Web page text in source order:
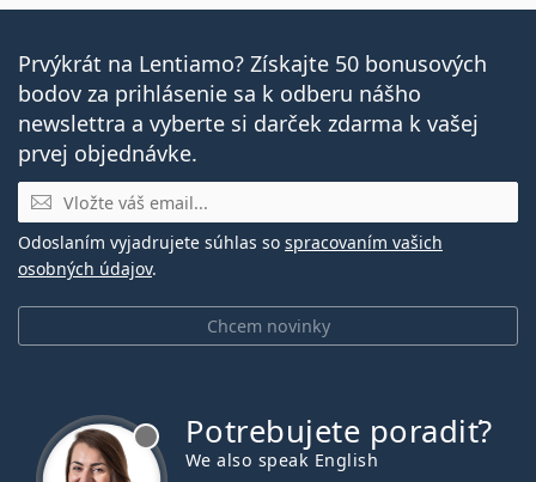
Prvýkrát na Lentiamo? Získajte 50 bonusových
bodov za prihlásenie sa k odberu nášho
newslettra a vyberte si darček zdarma k vašej
prvej objednávke.
E-mail
Chcem novinky
Odoslaním vyjadrujete súhlas so spracovaním vašich
osobných údajov.
Potrebujete poradiť?
We also speak English